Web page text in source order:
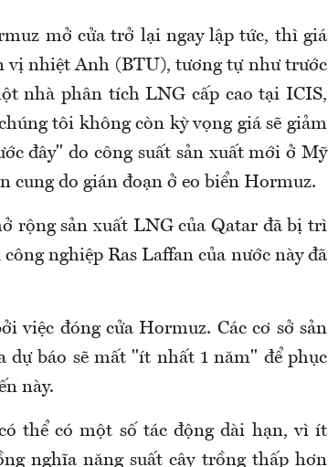
mở cửa trở lại ngay lập tức, thì giá
vị nhiệt Anh (BTU), tương tự như trước
nhà phân tích LNG cấp cao tại ICIS,
tôi không còn kỳ vọng giá sẽ giảm
đây" do công suất sản xuất mới ở Mỹ
cung do gián đoạn ở eo biển Hormuz.
rộng sản xuất LNG của Qatar đã bị trì
nghiệp Ras Laffan của nước này đã
việc đóng cửa Hormuz. Các cơ sở sản
báo sẽ mất "ít nhất 1 năm" để phục
này.
thể có một số tác động dài hạn, vì ít
nghĩa năng suất cây trồng thấp hơn